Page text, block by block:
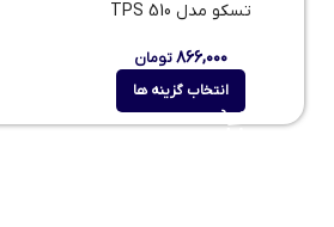
تسکو مدل TPS 510
۸۶۶,۰۰۰تومان
انتخاب گزینه ها